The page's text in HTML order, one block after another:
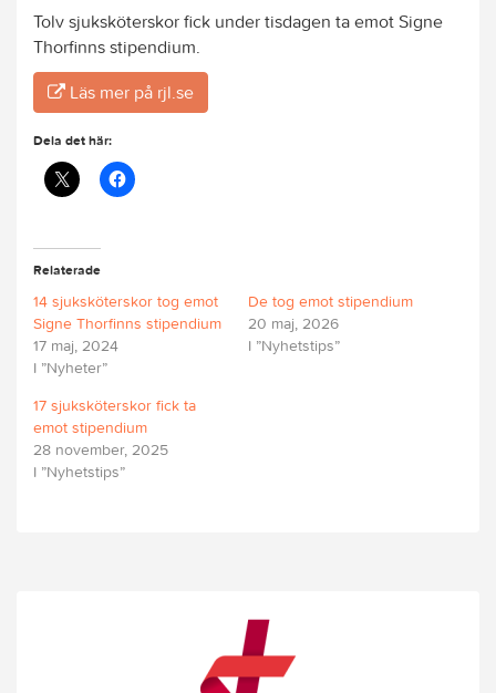
Tolv sjuksköterskor fick under tisdagen ta emot Signe
Thorfinns stipendium.
Läs mer på rjl.se
Dela det här:
Relaterade
14 sjuksköterskor tog emot
Signe Thorfinns stipendium
17 maj, 2024
I ”Nyheter”
De tog emot stipendium
20 maj, 2026
I ”Nyhetstips”
17 sjuksköterskor fick ta
emot stipendium
28 november, 2025
I ”Nyhetstips”